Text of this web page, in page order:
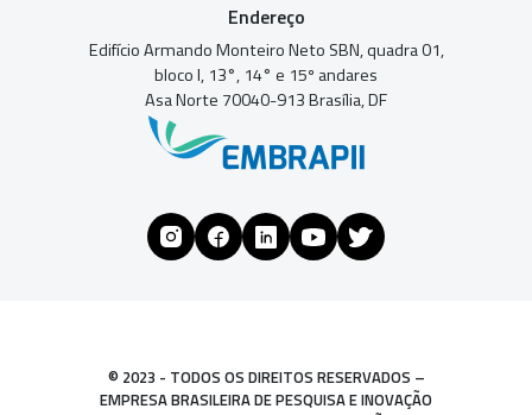
Endereço
Edifício Armando Monteiro Neto SBN, quadra 01,
bloco I, 13°, 14° e 15º andares
Asa Norte 70040-913 Brasília, DF
© 2023 - TODOS OS DIREITOS RESERVADOS –
EMPRESA BRASILEIRA DE PESQUISA E INOVAÇÃO